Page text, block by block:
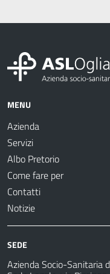
MENU
Azienda
Servizi
Albo Pretorio
Come fare per
Contatti
Notizie
SEDE
Azienda Socio-Sanitaria